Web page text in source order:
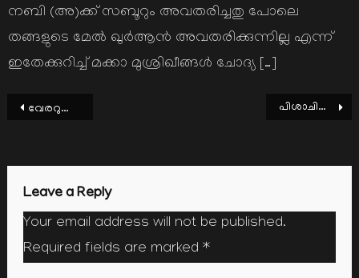
നബി (അ)ക്ക് സബൂറും അവതരിച്ചതു പോലെ
തങ്ങളുടെ മേല്‍ ഖുര്‍ആന്‍ അവതരിക്കുന്നില്ല എന്ന്
ഇതേക്കുറിച്ച് മക്കാ മുശ്രിഖീങ്ങള്‍ ചോദ്യ […]
Post
വേരറുത്ത ഹൃദയം പിശാചിന്‍റെ വഴികള്‍
Leave a Reply
Your email address will not be published.
Required fields are marked *